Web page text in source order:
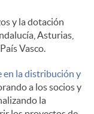
y la dotación
Asturias,
Vasco.
en la distribución y
a los socios y
la